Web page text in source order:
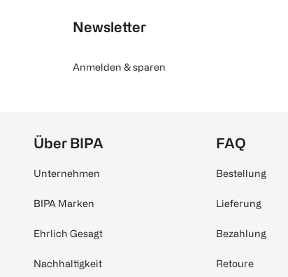
Newsletter
Anmelden & sparen
Über BIPA
Unternehmen
BIPA Marken
Ehrlich Gesagt
Nachhaltigkeit
FAQ
Bestellung
Lieferung
Bezahlung
Retoure